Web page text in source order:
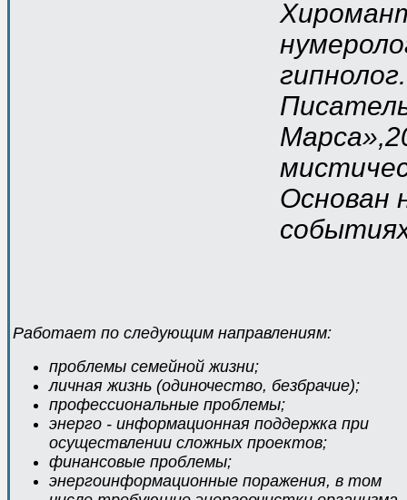
гипнолог.
Основан
Работает по следующим направлениям:
проблемы семейной жизни;
личная жизнь (одиночество, безбрачие);
профессиональные проблемы;
энерго - информационная поддержка при
осуществлении сложных проектов;
финансовые проблемы;
энергоинформационные поражения, в том